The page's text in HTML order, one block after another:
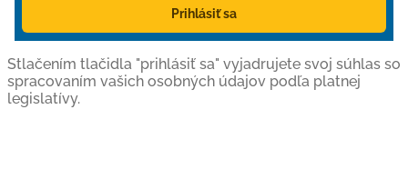
Prihlásiť sa
Stlačením tlačidla "prihlásiť sa" vyjadrujete svoj súhlas so
spracovaním vašich osobných údajov podľa platnej
legislatívy.